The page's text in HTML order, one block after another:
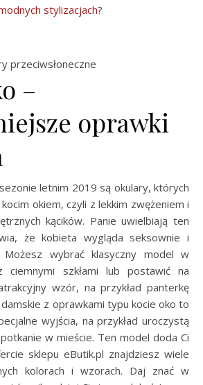
stylizacjach?
przeciwsłoneczne
–
oprawki
letnim 2019 są okulary, których
okiem, czyli z lekkim zwężeniem i
kącików. Panie uwielbiają ten
że kobieta wygląda seksownie i
Możesz wybrać klasyczny model w
ciemnymi szkłami lub postawić na
wzór, na przykład panterkę
damskie z oprawkami typu kocie oko to
wyjścia, na przykład uroczystą
w mieście. Ten model doda Ci
sklepu eButik.pl znajdziesz wiele
kolorach i wzorach. Daj znać w